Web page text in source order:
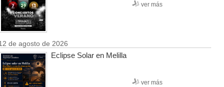
ver más
de agosto de 2026
Eclipse Solar en Melilla
ver más